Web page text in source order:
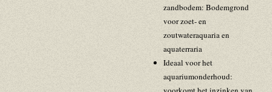
zandbodem: Bodemgrond
voor zoet- en
zoutwateraquaria en
aquaterraria
Ideaal voor het
aquariumonderhoud: